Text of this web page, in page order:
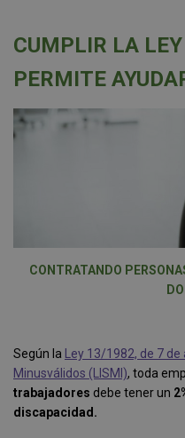
CUMPLIR LA
PERMITE
CONTRATANDO
Según la
Ley 13/1982, de 7
Minusválidos (LISMI), toda
trabajadores debe tener un
discapacidad.